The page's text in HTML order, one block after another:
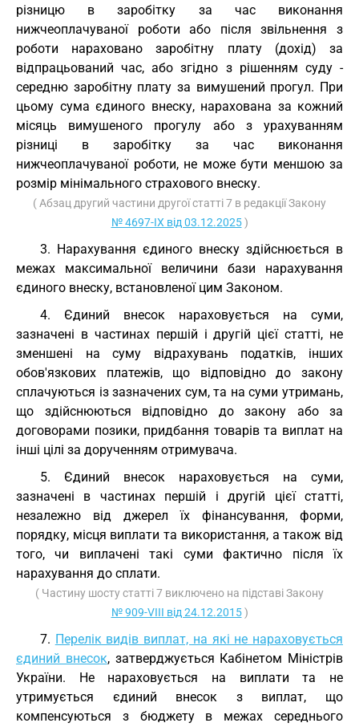
різницю в заробітку за час виконання
нижчеоплачуваної роботи або після звільнення з
роботи нараховано заробітну плату (дохід) за
відпрацьований час, або згідно з рішенням суду -
середню заробітну плату за вимушений прогул. При
цьому сума єдиного внеску, нарахована за кожний
місяць вимушеного прогулу або з урахуванням
різниці в заробітку за час виконання
нижчеоплачуваної роботи, не може бути меншою за
розмір мінімального страхового внеску.
( Абзац другий частини другої статті 7 в редакції Закону
№ 4697-IX від 03.12.2025)
3. Нарахування єдиного внеску здійснюється в
межах максимальної величини бази нарахування
єдиного внеску, встановленої цим Законом.
4. Єдиний внесок нараховується на суми,
зазначені в частинах першій і другій цієї статті, не
зменшені на суму відрахувань податків, інших
обов'язкових платежів, що відповідно до закону
сплачуються із зазначених сум, та на суми утримань,
що здійснюються відповідно до закону або за
договорами позики, придбання товарів та виплат на
інші цілі за дорученням отримувача.
5. Єдиний внесок нараховується на суми,
зазначені в частинах першій і другій цієї статті,
незалежно від джерел їх фінансування, форми,
порядку, місця виплати та використання, а також від
того, чи виплачені такі суми фактично після їх
нарахування до сплати.
( Частину шосту статті 7 виключено на підставі Закону
№ 909-VIII від 24.12.2015)
7. Перелік видів виплат, на які не нараховується
єдиний внесок, затверджується Кабінетом Міністрів
України. Не нараховується на виплати та не
утримується єдиний внесок з виплат, що
компенсуються з бюджету в межах середнього